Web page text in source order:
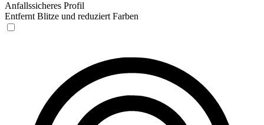
Anfallssicheres Profil
Entfernt Blitze und reduziert Farben